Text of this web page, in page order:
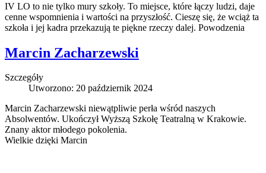
IV LO to nie tylko mury szkoły. To miejsce, które łączy ludzi, daje
cenne wspomnienia i wartości na przyszłość. Cieszę się, że wciąż ta
szkoła i jej kadra przekazują te piękne rzeczy dalej. Powodzenia
Marcin Zacharzewski
Szczegóły
Utworzono: 20 październik 2024
Marcin Zacharzewski niewątpliwie perła wśród naszych
Absolwentów. Ukończył Wyższą Szkołę Teatralną w Krakowie.
Znany aktor młodego pokolenia.
Wielkie dzięki Marcin